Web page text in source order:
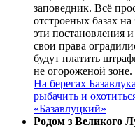
заповедник. Всё
отстроеных базах
эти постановления
свои права
будут платить
не огороженой зоне.
На берегах
рыбачить и
«Базавлуцкий»
Родом з Великого